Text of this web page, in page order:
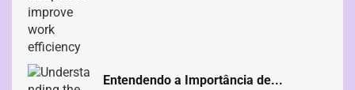
Entendendo a Importância de...